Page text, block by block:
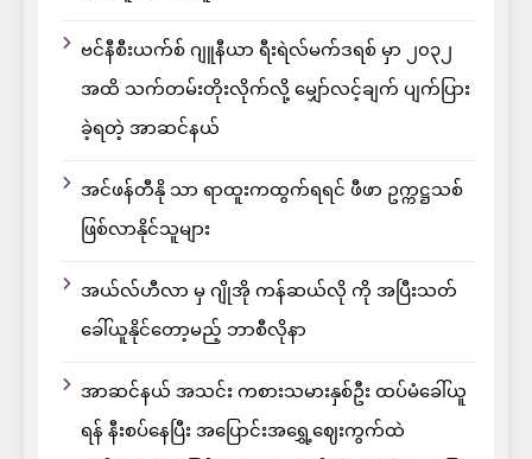
ဗင်နီစီးယက်စ် ဂျူနီယာ ရီးရဲလ်မက်ဒရစ် မှာ ၂၀၃၂
အထိ သက်တမ်းတိုးလိုက်လို့ မျှော်လင့်ချက် ပျက်ပြား
ခဲ့ရတဲ့ အာဆင်နယ်
အင်ဖန်တီနို သာ ရာထူးကထွက်ရရင် ဖီဖာ ဥက္ကဋ္ဌသစ်
ဖြစ်လာနိုင်သူများ
အယ်လ်ဟီလာ မှ ဂျိုအို ကန်ဆယ်လို ကို အပြီးသတ်
ခေါ်ယူနိုင်တော့မည့် ဘာစီလိုနာ
အာဆင်နယ် အသင်း ကစားသမားနှစ်ဦး ထပ်မံခေါ်ယူ
ရန် နီးစပ်နေပြီး အပြောင်းအရွှေ့ဈေးကွက်ထဲ